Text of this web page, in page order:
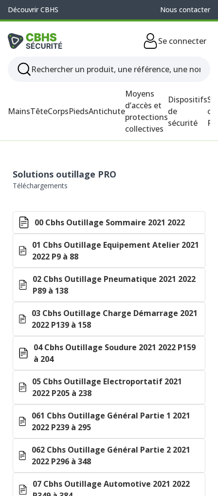
Découvrir CBHS Nous contacter
Se connecter
MainsTêteCorpsPiedsAntichute
Moyens
d’accès et
protections
collectives
Dispositifs
de
sécurité
Solutions outillage PRO
Téléchargements
00 Cbhs Outillage Sommaire 2021 2022
01 Cbhs Outillage Equipement Atelier 2021
2022 P9 à 88
02 Cbhs Outillage Pneumatique 2021 2022
P89 à 138
03 Cbhs Outillage Charge Démarrage 2021
2022 P139 à 158
04 Cbhs Outillage Soudure 2021 2022 P159
à 204
05 Cbhs Outillage Electroportatif 2021
2022 P205 à 238
061 Cbhs Outillage Général Partie 1 2021
2022 P239 à 295
062 Cbhs Outillage Général Partie 2 2021
2022 P296 à 348
07 Cbhs Outillage Automotive 2021 2022